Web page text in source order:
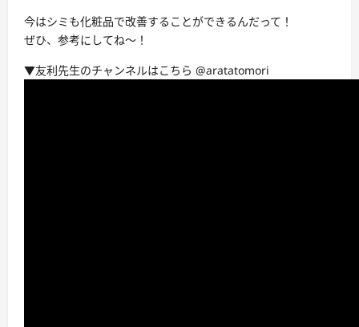
今はシミも化粧品で改善することができるんだって！
ぜひ、参考にしてね〜！
▼友利先生のチャンネルはこちら @aratatomori